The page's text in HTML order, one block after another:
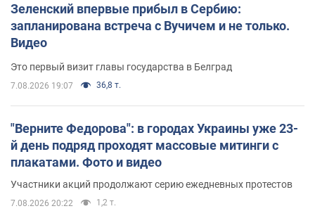
Зеленский впервые прибыл в Сербию:
запланирована встреча с Вучичем и не только.
Видео
Это первый визит главы государства в Белград
7.08.2026 19:07 36,8 т.
"Верните Федорова": в городах Украины уже 23-
й день подряд проходят массовые митинги с
плакатами. Фото и видео
Участники акций продолжают серию ежедневных протестов
7.08.2026 20:22 1,2 т.